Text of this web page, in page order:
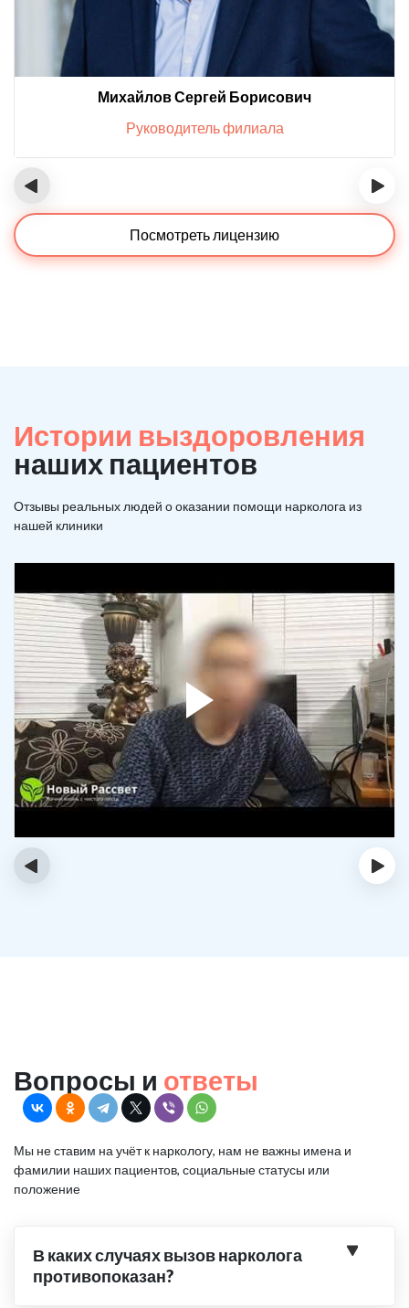
Михайлов Сергей Борисович
Руководитель филиала
‹ ›
Посмотреть лицензию
Истории выздоровления
наших пациентов
Отзывы реальных людей о оказании помощи нарколога из
нашей клиники
‹ ›
Вопросы и ответы
Мы не ставим на учёт к наркологу, нам не важны имена и
фамилии наших пациентов, социальные статусы или
положение
В каких случаях вызов нарколога
противопоказан?